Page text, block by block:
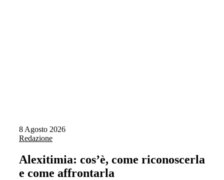
8 Agosto 2026
Redazione
Alexitimia: cos’è, come riconoscerla
e come affrontarla